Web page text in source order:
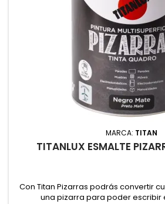
MARCA: TITAN
TITANLUX ESMALTE
Con Titan Pizarras podrás convertir
una pizarra para poder escribir